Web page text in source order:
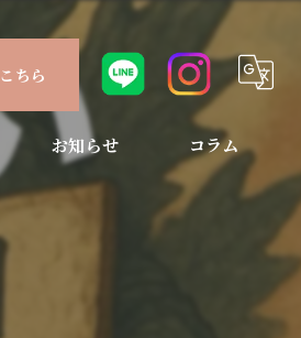
ちら
お知らせ コラム